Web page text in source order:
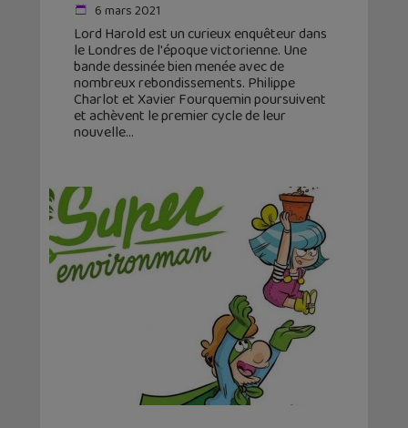
6 mars 2021
Lord Harold est un curieux enquêteur dans
le Londres de l'époque victorienne. Une
bande dessinée bien menée avec de
nombreux rebondissements. Philippe
Charlot et Xavier Fourquemin poursuivent
et achèvent le premier cycle de leur
nouvelle